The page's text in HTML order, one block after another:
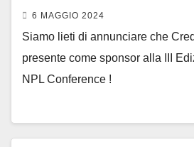
6 MAGGIO 2024
Siamo lieti di annunciare che
presente come sponsor alla III
NPL Conference !